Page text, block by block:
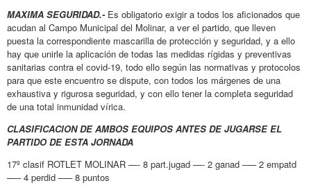
MAXIMA SEGURIDAD.- Es obligatorio exigir a todos los aficionados que
acudan al Campo Municipal del Molinar, a ver el partido, que lleven
puesta la correspondiente mascarilla de protección y seguridad, y a ello
hay que unirle la aplicación de todas las medidas rígidas y preventivas
sanitarias contra el covid-19, todo ello según las normativas y protocolos
para que este encuentro se dispute, con todos los márgenes de una
exhaustiva y rigurosa seguridad, y con ello tener la completa seguridad
de una total inmunidad vírica.
CLASIFICACION DE AMBOS EQUIPOS ANTES DE JUGARSE EL
PARTIDO DE ESTA JORNADA
17º clasif ROTLET MOLINAR —- 8 part.jugad —- 2 ganad —– 2 empatd
—– 4 perdid —– 8 puntos